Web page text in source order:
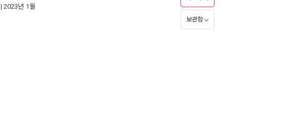
| 2023년 1월
보관함